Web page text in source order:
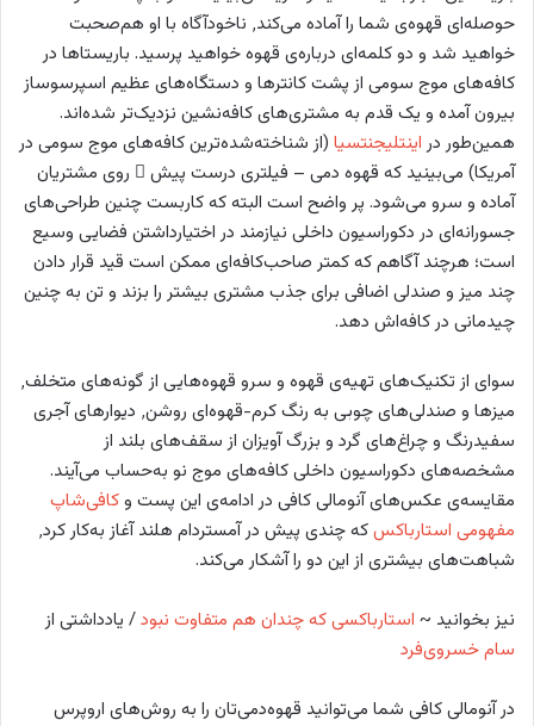
حوصله‌ای قهوه‌ی شما را آماده می‌کند٬ ناخودآگاه با او هم‌صحبت
خواهید شد و دو کلمه‌ای درباره‌ی قهوه خواهید پرسید. باریستاها در
کافه‌های موج سومی از پشت کانترها و دستگاه‌های عظیم اسپرسوساز
بیرون آمده‌ و یک قدم به مشتری‌های کافه‌نشین نزدیک‌تر شده‌اند.
همین‌طور دراینتلیجنتسیا (از شناخته‌شده‌ترین کافه‌های موج سومی در
آمریکا) می‌بینید که قهوه دمی – فیلتری درست پیش ِ روی مشتریان
آماده و سرو می‌شود. پر واضح است البته که کاربست چنین طراحی‌های
جسورانه‌ای در دکوراسیون داخلی نیازمند در اختیارداشتن فضایی وسیع
است؛ هرچند آگاهم که کمتر صاحب‌کافه‌ای ممکن است قید قرار دادن
چند میز و صندلی اضافی برای جذب مشتری بیشتر را بزند و تن به چنین
چیدمانی در کافه‌اش دهد.
سوای از تکنیک‌های تهیه‌ی قهوه و سرو قهوه‌هایی از گونه‌های متخلف٬
میزها و صندلی‌های چوبی به رنگ کرم‌-‌قهوه‌ای روشن٬ دیوارهای آجری
سفید‌رنگ و چراغ‌های گرد و بزرگ آویزان از سقف‌های بلند از
مشخصه‌های دکوراسیون داخلی کافه‌های موج نو به‌حساب می‌آیند.
مقایسه‌ی عکس‌های آنومالی کافی در ادامه‌ی این پست وکافی‌شاپ
مفهومی استارباکس
که چندی پیش در آمستردام هلند آغاز به‌کار کرد٬
شباهت‌های بیشتری از این دو را آشکار می‌کند.
نیز بخوانید ~ استارباکسی که چندان هم متفاوت نبود/ یادداشتی از
سام خسروی‌فرد
در آنومالی کافی شما می‌توانید قهوه‌دمی‌تان را به روش‌های اروپرس